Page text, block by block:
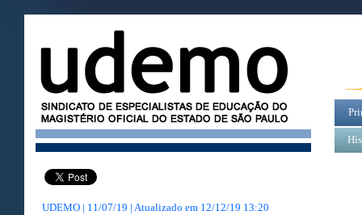
UDEMO | 11/07/19 | Atualizado em 12/12/19 13:20